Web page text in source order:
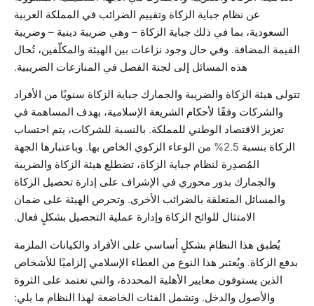
عن نظام جباية الزكاة وتقييم الضرائب في المملكة العربية
السعودية، بما في ذلك جباية الزكاة – وهي ضريبة دينية – وضريبة
القيمة المضافة. وفي حال وجود نزاعات بين الهيئة والمكلّفين، تُحال
هذه المسائل إلى لجنة الفصل في المنازعات الضريبية.
تتولى هيئة الزكاة والضريبة والجمارك جباية الزكاة سنويًا من الأفراد
والشركات وفقًا لأحكام الشريعة الإسلامية، بهدف المساهمة في
تعزيز الاقتصاد الوطني للمملكة. بالنسبة للشركات، يتم احتساب
الزكاة بنسبة 2.5% من الوعاء الزكوي الخاص بها. وباعتبارها الجهة
المُصدِرة لنظام جباية الزكاة، تضطلع هيئة الزكاة والضريبة
والجمارك بدور محوري في الإشراف على إدارة تحصيل الزكاة
والمسائل المتعلقة بالضرائب الأخرى. وتحرص الهيئة على ضمان
الامتثال للوائح الزكاة وإدارة عملية التحصيل بشكلٍ فعال.
يُطبق هذا النظام بشكلٍ أساسي على الأفراد والكيانات الملزمة
بدفع الزكاة. ويُعتبر هذا النوع من العطاء الإسلامي إلزاميًا للأشخاص
الذين يستوفون معايير الأهلية المحددة، والتي تعتمد على الثروة
والأصول والدخل. وتشمل الفئات الخاضعة لهذا النظام ما يلي: